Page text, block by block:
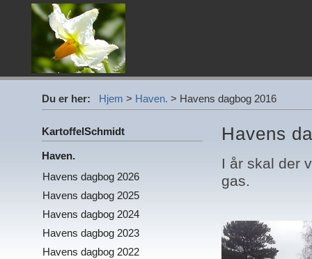
Du er her: Hjem > Haven. > Havens dagbog 2016
KartoffelSchmidt
Haven.
Havens dagbog 2026
Havens dagbog 2025
Havens dagbog 2024
Havens dagbog 2023
Havens dagbog 2022
Havens
I år skal der
gas.